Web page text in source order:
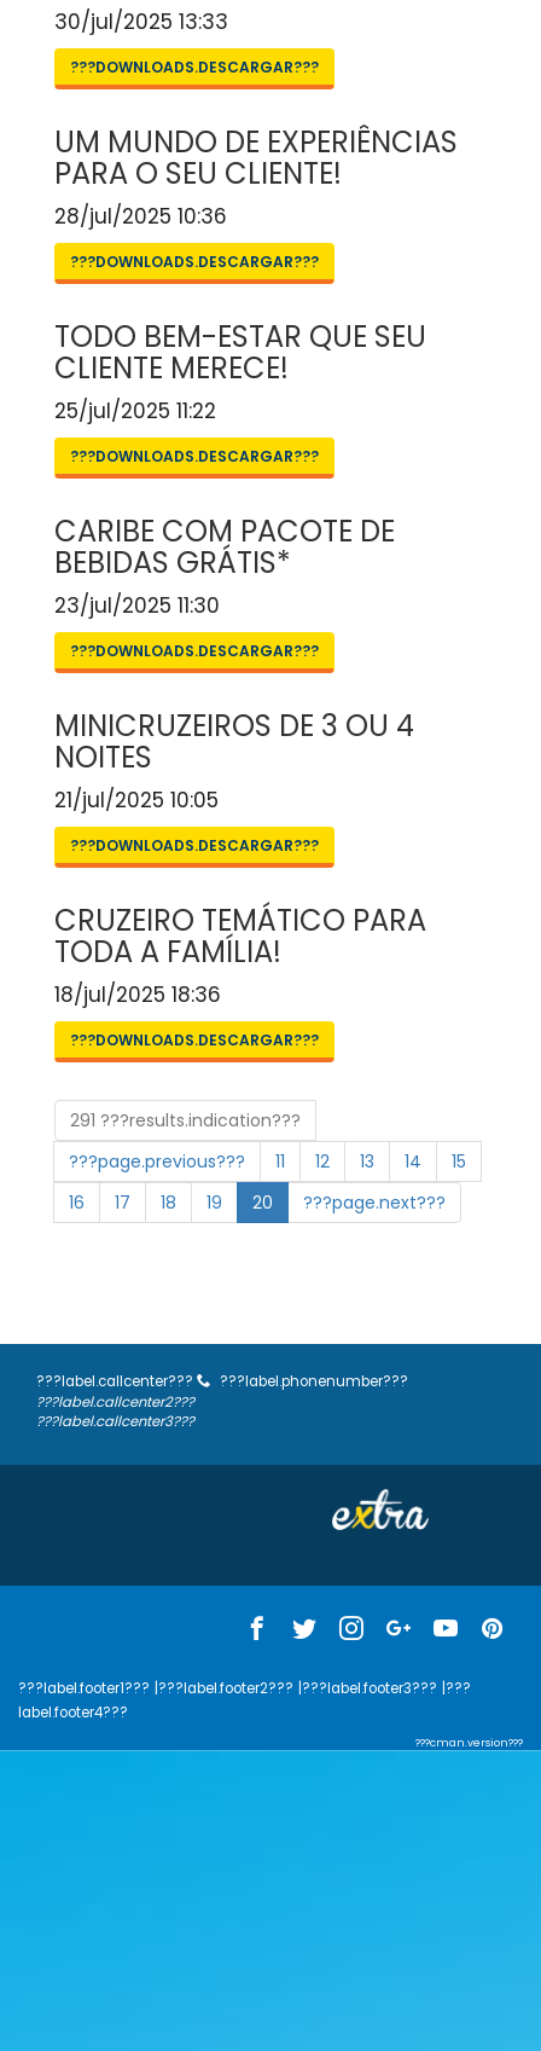
30/jul/2025 13:33
???DOWNLOADS.DESCARGAR???
UM MUNDO DE EXPERIÊNCIAS
PARA O SEU CLIENTE!
28/jul/2025 10:36
???DOWNLOADS.DESCARGAR???
TODO BEM-ESTAR QUE SEU
CLIENTE MERECE!
25/jul/2025 11:22
???DOWNLOADS.DESCARGAR???
CARIBE COM PACOTE DE
BEBIDAS GRÁTIS*
23/jul/2025 11:30
???DOWNLOADS.DESCARGAR???
MINICRUZEIROS DE 3 OU 4
NOITES
21/jul/2025 10:05
???DOWNLOADS.DESCARGAR???
CRUZEIRO TEMÁTICO PARA
TODA A FAMÍLIA!
18/jul/2025 18:36
???DOWNLOADS.DESCARGAR???
291 ???results.indication???
???page.previous???
11 12 13 14
15
16
17 18 19 20 ???page.next???
???label.callcenter???
???label.phonenumber???
???label.callcenter2???
???label.callcenter3???
???label.footer1??? |???label.footer2??? |???label.footer3??? |???
label.footer4???
???cman.version???